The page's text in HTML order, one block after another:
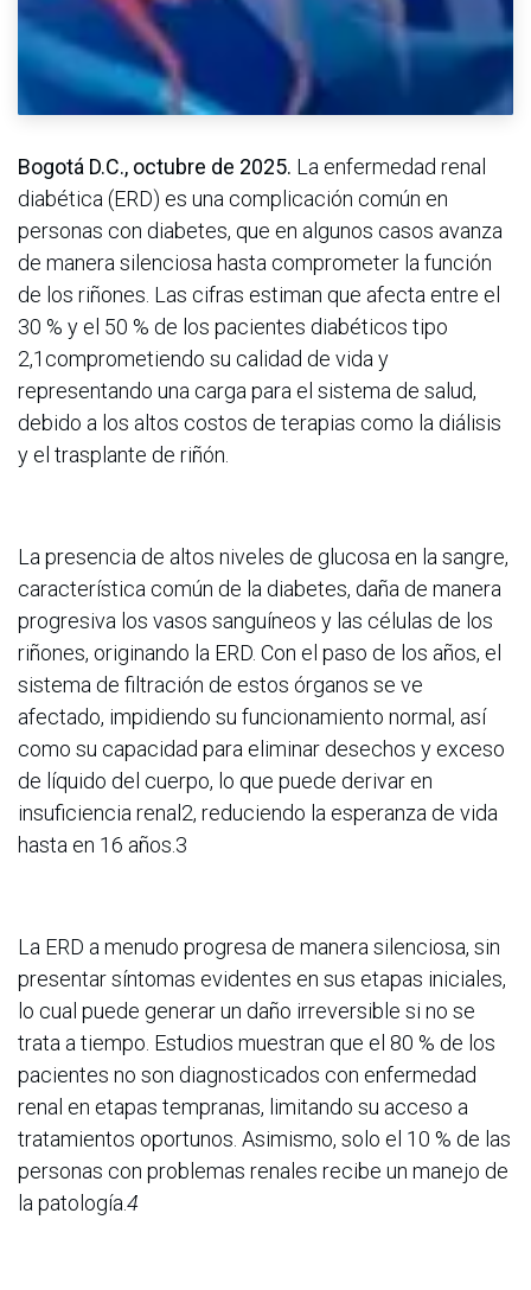
Bogotá D.C., octubre de 2025. La enfermedad renal
diabética (ERD) es una complicación común en
personas con diabetes, que en algunos casos avanza
de manera silenciosa hasta comprometer la función
de los riñones. Las cifras estiman que afecta entre el
30 % y el 50 % de los pacientes diabéticos tipo
2,1comprometiendo su calidad de vida y
representando una carga para el sistema de salud,
debido a los altos costos de terapias como la diálisis
y el trasplante de riñón.
La presencia de altos niveles de glucosa en la sangre,
característica común de la diabetes, daña de manera
progresiva los vasos sanguíneos y las células de los
riñones, originando la ERD. Con el paso de los años, el
sistema de filtración de estos órganos se ve
afectado, impidiendo su funcionamiento normal, así
como su capacidad para eliminar desechos y exceso
de líquido del cuerpo, lo que puede derivar en
insuficiencia renal2, reduciendo la esperanza de vida
hasta en 16 años.3
La ERD a menudo progresa de manera silenciosa, sin
presentar síntomas evidentes en sus etapas iniciales,
lo cual puede generar un daño irreversible si no se
trata a tiempo. Estudios muestran que el 80 % de los
pacientes no son diagnosticados con enfermedad
renal en etapas tempranas, limitando su acceso a
tratamientos oportunos. Asimismo, solo el 10 % de las
personas con problemas renales recibe un manejo de
la patología.4